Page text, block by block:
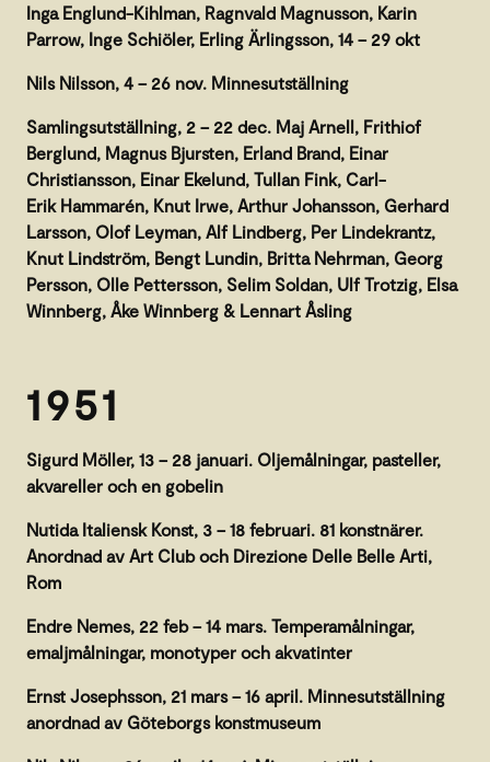
Inga Englund-Kihlman, Ragnvald Magnusson, Karin
Parrow, Inge Schiöler, Erling Ärlingsson, 14 – 29 okt
Nils Nilsson, 4 – 26 nov. Minnesutställning
Samlingsutställning, 2 – 22 dec. Maj Arnell, Frithiof
Berglund, Magnus Bjursten, Erland Brand, Einar
Christiansson, Einar Ekelund, Tullan Fink, Carl-
Erik Hammarén, Knut Irwe, Arthur Johansson, Gerhard
Larsson, Olof Leyman, Alf Lindberg, Per Lindekrantz,
Knut Lindström, Bengt Lundin, Britta Nehrman, Georg
Persson, Olle Pettersson, Selim Soldan, Ulf Trotzig, Elsa
Winnberg, Åke Winnberg & Lennart Åsling
1951
Sigurd Möller, 13 – 28 januari. Oljemålningar, pasteller,
akvareller och en gobelin
Nutida Italiensk Konst, 3 – 18 februari. 81 konstnärer.
Anordnad av Art Club och Direzione Delle Belle Arti,
Rom
Endre Nemes, 22 feb – 14 mars. Temperamålningar,
emaljmålningar, monotyper och akvatinter
Ernst Josephsson, 21 mars – 16 april. Minnesutställning
anordnad av Göteborgs konstmuseum